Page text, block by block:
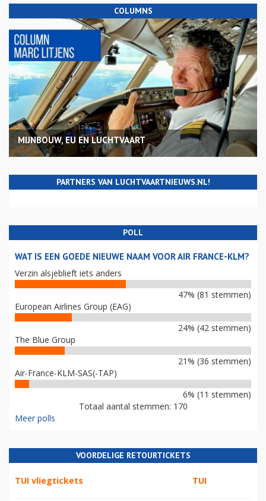
COLUMNS
MIJNBOUW, EU EN LUCHTVAART
PARTNERS VAN LUCHTVAARTNIEUWS.NL!
POLL
WAT IS EEN GOEDE NIEUWE NAAM VOOR AIR FRANCE-KLM?
Verzin alsjeblieft iets anders
47% (81 stemmen)
European Airlines Group (EAG)
24% (42 stemmen)
The Blue Group
21% (36 stemmen)
Air-France-KLM-SAS(-TAP)
6% (11 stemmen)
Totaal aantal stemmen: 170
Meer polls
VOORDELIGE RETOURTICKETS
TUI vliegtickets TUI